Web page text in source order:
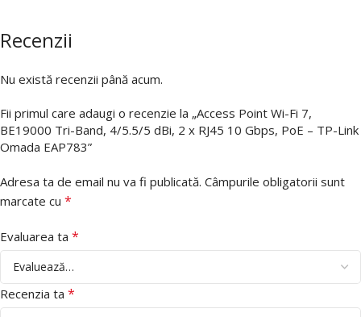
Recenzii
Nu există recenzii până acum.
Fii primul care adaugi o recenzie la „Access Point Wi-Fi 7,
BE19000 Tri-Band, 4/5.5/5 dBi, 2 x RJ45 10 Gbps, PoE – TP-Link
Omada EAP783”
Adresa ta de email nu va fi publicată. Câmpurile obligatorii sunt
marcate cu *
Evaluarea ta *
Recenzia ta *